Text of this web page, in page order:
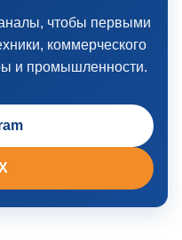
чтобы первыми
коммерческого
и промышленности.